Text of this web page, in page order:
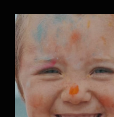
KingDance